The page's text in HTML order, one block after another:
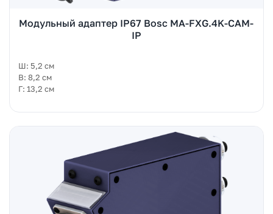
Модульный адаптер IP67 Bosc MA-FXG.4K-CAM-
IP
Ш: 5,2 см
В: 8,2 см
Г: 13,2 см